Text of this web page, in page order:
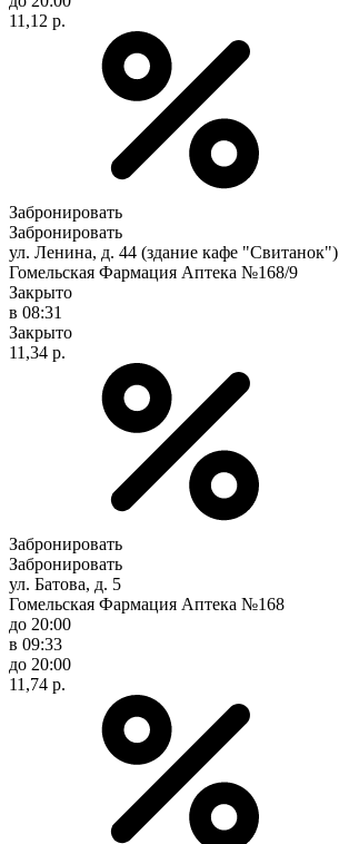
11,12 р.
Забронировать
Забронировать
ул. Ленина, д. 44 (здание кафе "Свитанок")
Гомельская Фармация Аптека №168/9
Закрыто
в 08:31
Закрыто
11,34 р.
Забронировать
Забронировать
ул. Батова, д. 5
Гомельская Фармация Аптека №168
до 20:00
в 09:33
до 20:00
11,74 р.